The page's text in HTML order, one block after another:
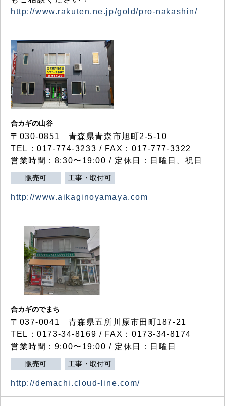
http://www.rakuten.ne.jp/gold/pro-nakashin/
合カギの山谷
〒030-0851 青森県青森市旭町2-5-10
TEL：017-774-3233 / FAX：017-777-3322
営業時間：8:30〜19:00 / 定休日：日曜日、祝日
販売可 工事・取付可
http://www.aikaginoyamaya.com
合カギのでまち
〒037-0041 青森県五所川原市田町187-21
TEL：0173-34-8169 / FAX：0173-34-8174
営業時間：9:00〜19:00 / 定休日：日曜日
販売可 工事・取付可
http://demachi.cloud-line.com/